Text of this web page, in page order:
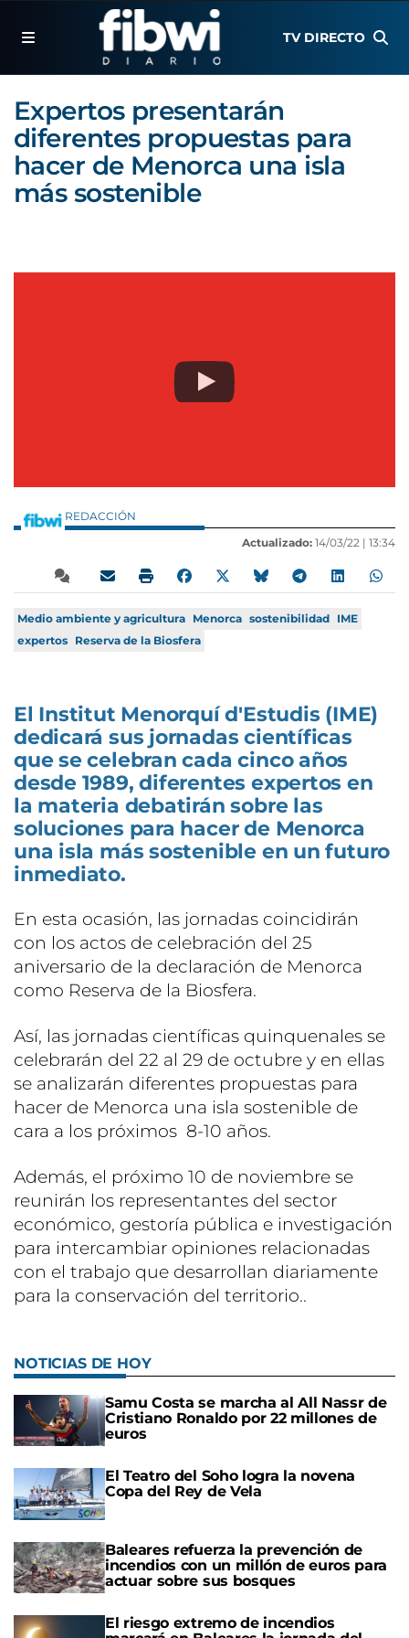
TV DIRECTO
Expertos presentarán
diferentes propuestas para
hacer de Menorca una isla
más sostenible
REDACCIÓN
Actualizado: 14/03/22 | 13:34
Medio ambiente y agricultura Menorca sostenibilidad IME
expertos Reserva de la Biosfera
El Institut Menorquí d'Estudis (IME)
dedicará sus jornadas científicas
que se celebran cada cinco años
desde 1989, diferentes expertos en
la materia debatirán sobre las
soluciones para hacer de Menorca
una isla más sostenible en un futuro
inmediato.
En esta ocasión, las jornadas coincidirán
con los actos de celebración del 25
aniversario de la declaración de Menorca
como Reserva de la Biosfera.
Así, las jornadas científicas quinquenales se
celebrarán del 22 al 29 de octubre y en ellas
se analizarán diferentes propuestas para
hacer de Menorca una isla sostenible de
cara a los próximos 8-10 años.
Además, el próximo 10 de noviembre se
reunirán los representantes del sector
económico, gestoría pública e investigación
para intercambiar opiniones relacionadas
con el trabajo que desarrollan diariamente
para la conservación del territorio..
NOTICIAS DE HOY
Samu Costa se marcha al All Nassr de
Cristiano Ronaldo por 22 millones de
euros
El Teatro del Soho logra la novena
Copa del Rey de Vela
Baleares refuerza la prevención de
incendios con un millón de euros para
actuar sobre sus bosques
El riesgo extremo de incendios